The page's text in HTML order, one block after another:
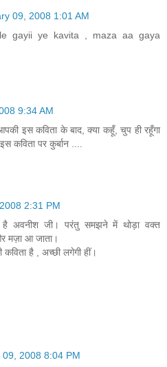
09, 2008 1:01 AM
gayii ye kavita , maza aa gaya
9:34 AM
इस कविता के बाद, क्या कहूँ, चुप ही रहूँगा
कविता पर कुर्बान ....
2:31 PM
है अवनीश जी। परंतु समझने में थोड़ा वक्त
मज़ा आ जाता।
कविता है , अच्छी लगेगी हीं।
09, 2008 8:04 PM